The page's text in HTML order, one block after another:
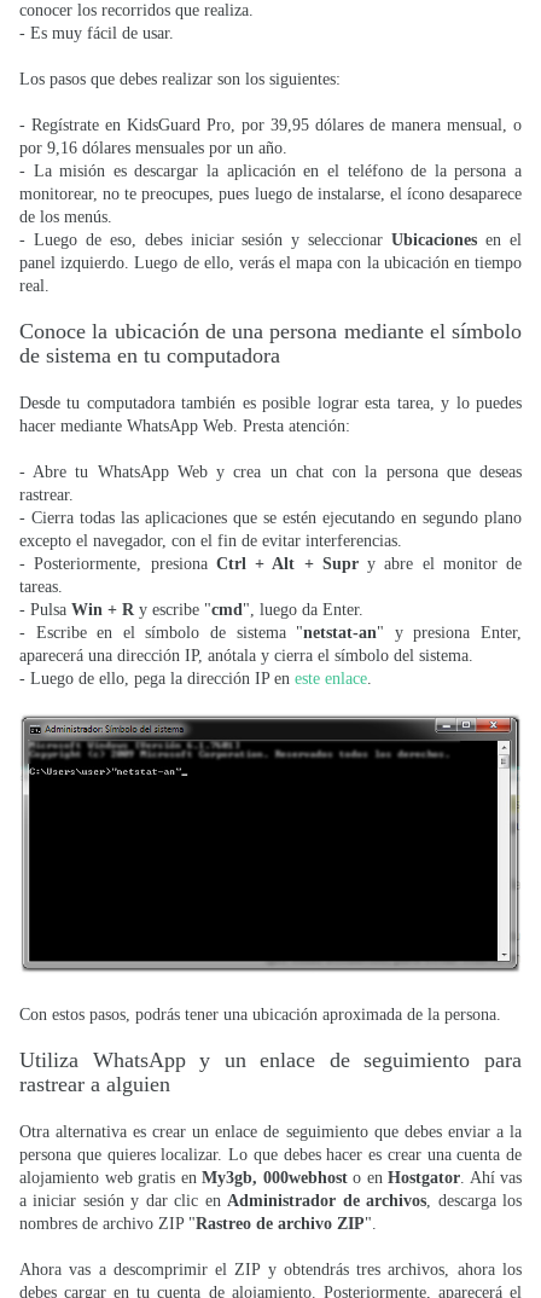
conocer los recorridos que realiza.
- Es muy fácil de usar.
Los pasos que debes realizar son los siguientes:
- Regístrate en KidsGuard Pro, por 39,95 dólares de manera mensual, o
por 9,16 dólares mensuales por un año.
- La misión es descargar la aplicación en el teléfono de la persona a
monitorear, no te preocupes, pues luego de instalarse, el ícono desaparece
de los menús.
- Luego de eso, debes iniciar sesión y seleccionarUbicacionesen el
panel izquierdo. Luego de ello, verás el mapa con la ubicación en tiempo
real.
Conoce la ubicación de una persona mediante el símbolo
de sistema en tu computadora
Desde tu computadora también es posible lograr esta tarea, y lo puedes
hacer mediante WhatsApp Web. Presta atención:
- Abre tu WhatsApp Web y crea un chat con la persona que deseas
rastrear.
- Cierra todas las aplicaciones que se estén ejecutando en segundo plano
excepto el navegador, con el fin de evitar interferencias.
- Posteriormente, presiona Ctrl + Alt + Supr y abre el monitor de
tareas.
- Pulsa Win + Ry escribe "cmd", luego da Enter.
- Escribe en el símbolo de sistema "netstat-an" y presiona Enter,
aparecerá una dirección IP, anótala y cierra el símbolo del sistema.
- Luego de ello, pega la dirección IP en este enlace.
Con estos pasos, podrás tener una ubicación aproximada de la persona.
Utiliza WhatsApp y un enlace de seguimiento para
rastrear a alguien
Otra alternativa es crear un enlace de seguimiento que debes enviar a la
persona que quieres localizar. Lo que debes hacer es crear una cuenta de
alojamiento web gratis en My3gb, 000webhosto en Hostgator . Ahí vas
a iniciar sesión y dar clic en Administrador de archivos , descarga los
nombres de archivo ZIP "Rastreo de archivo ZIP".
Ahora vas a descomprimir el ZIP y obtendrás tres archivos, ahora los
debes cargar en tu cuenta de alojamiento. Posteriormente, aparecerá el